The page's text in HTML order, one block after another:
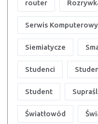
router
Serwis
Siemiatycze
Studenci
Student Supraśl
Światłowód